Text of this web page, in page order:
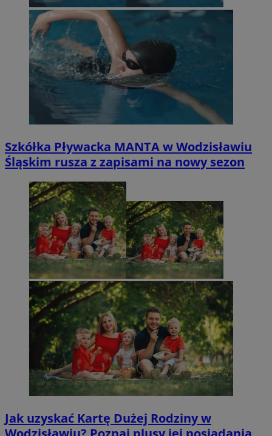
Szkółka Pływacka MANTA w Wodzisławiu
Śląskim rusza z zapisami na nowy sezon
Jak uzyskać Kartę Dużej Rodziny w